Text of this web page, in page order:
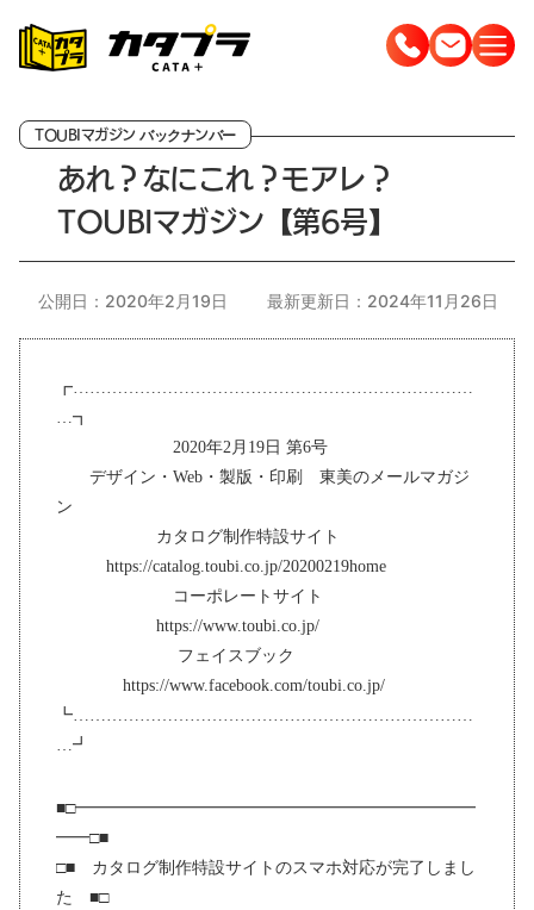
あれ？なにこれ？モアレ？
TOUBIマガジン【第6号】
公開日：2020年2月19日 最新更新日：2024年11月26日
┏………………………………………………………………
…┓
2020年2月19日 第6号
デザイン・Web・製版・印刷 東美のメールマガジ
ン
カタログ制作特設サイト
https://catalog.toubi.co.jp/20200219home
コーポレートサイト
https://www.toubi.co.jp/
フェイスブック
https://www.facebook.com/toubi.co.jp/
┗………………………………………………………………
…┛
■□━━━━━━━━━━━━━━━━━━━━━━━━
━━□■
□■ カタログ制作特設サイトのスマホ対応が完了しまし
た ■□